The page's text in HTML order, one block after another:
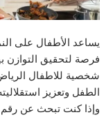
يساعد الأطفال على
فرصة لتحقيق التوازن
شخصية للاطفال
الطفل وتعزيز
وإذا كنت تبحث عن